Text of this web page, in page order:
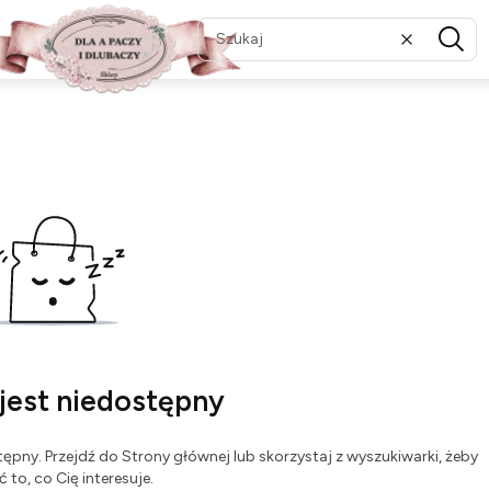
WyczyśćSzukaj
niedostępny
Przejdź do Strony głównej lub skorzystaj z wyszukiwarki, żeby
to, co Cię interesuje.